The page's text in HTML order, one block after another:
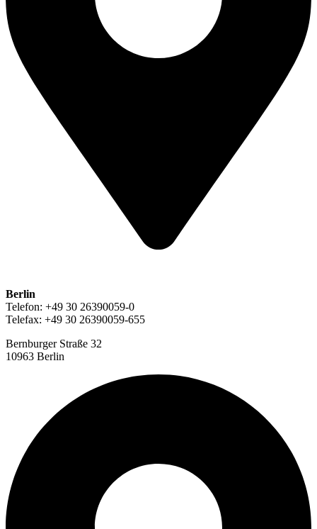
Berlin
Telefon: +49 30 26390059-0
Telefax: +49 30 26390059-655
Bernburger Straße 32
10963 Berlin